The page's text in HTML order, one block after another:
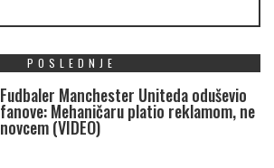
POSLEDNJE
Fudbaler Manchester Uniteda oduševio
fanove: Mehaničaru platio reklamom, ne
novcem (VIDEO)